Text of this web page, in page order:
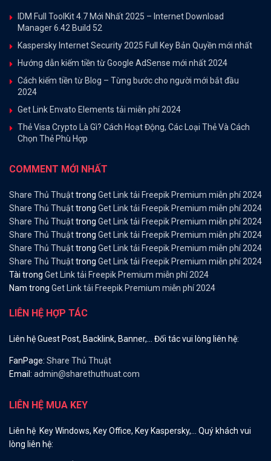
IDM Full ToolKit 4.7 Mới Nhất 2025 – Internet Download
Manager 6.42 Build 52
Kaspersky Internet Security 2025 Full Key Bản Quyền mới nhất
Hướng dẫn kiếm tiền từ Google AdSense mới nhất 2024
Cách kiếm tiền từ Blog – Từng bước cho người mới bắt đầu
2024
Get Link Envato Elements tải miễn phí 2024
Thẻ Visa Crypto Là Gì? Cách Hoạt Động, Các Loại Thẻ Và Cách
Chọn Thẻ Phù Hợp
COMMENT MỚI NHẤT
Share Thủ Thuậttrong Get Link tải Freepik Premium miễn phí 2024
Share Thủ Thuậttrong Get Link tải Freepik Premium miễn phí 2024
Share Thủ Thuậttrong Get Link tải Freepik Premium miễn phí 2024
Share Thủ Thuậttrong Get Link tải Freepik Premium miễn phí 2024
Share Thủ Thuậttrong Get Link tải Freepik Premium miễn phí 2024
Share Thủ Thuậttrong Get Link tải Freepik Premium miễn phí 2024
Tài trong Get Link tải Freepik Premium miễn phí 2024
Nam trong Get Link tải Freepik Premium miễn phí 2024
LIÊN HỆ HỢP TÁC
Liên hệ Guest Post, Backlink, Banner,… Đối tác vui lòng liên hệ:
FanPage: Share Thủ Thuật
Email: admin@sharethuthuat.com
LIÊN HỆ MUA KEY
Liên hệ Key Windows, Key Office, Key Kaspersky,… Quý khách vui
lòng liên hệ: